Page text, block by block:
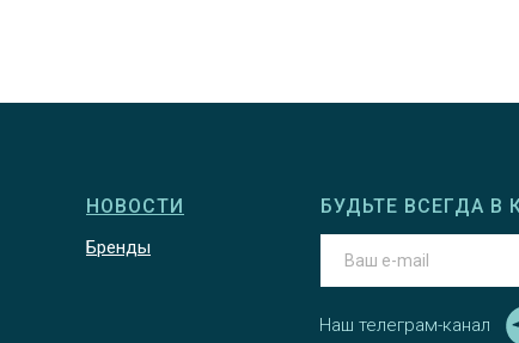
НОВОСТИ
Бренды
Наш телеграм-канал
БУДЬТЕ ВСЕГДА В